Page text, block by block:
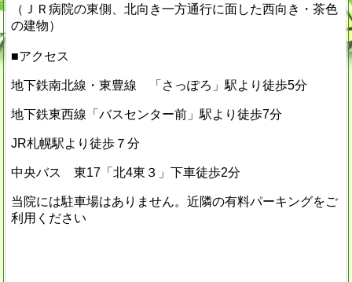
（ＪＲ病院の東側、北向き一方通行に面した西向き・茶色
の建物）
■アクセス
地下鉄南北線・東豊線 「さっぽろ」駅より徒歩5分
地下鉄東西線「バスセンター前」駅より徒歩7分
JR札幌駅より徒歩７分
中央バス 東17「北4東３」下車徒歩2分
当院には駐車場はありません。近隣の有料パーキングをご
利用ください